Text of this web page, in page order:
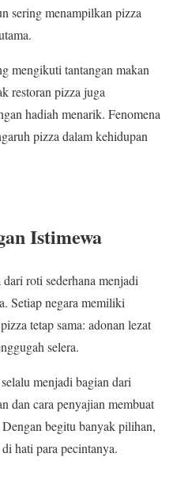
sering menampilkan pizza
mengikuti tantangan makan
restoran pizza juga
hadiah menarik. Fenomena
pizza dalam kehidupan
Istimewa
roti sederhana menjadi
Setiap negara memiliki
tetap sama: adonan lezat
selera.
menjadi bagian dari
dan cara penyajian membuat
begitu banyak pilihan,
hati para pecintanya.